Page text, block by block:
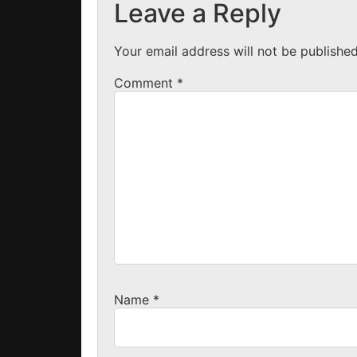
Leave a Reply
Your email address will not be
Comment *
Name *